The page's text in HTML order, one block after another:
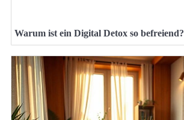
Warum ist ein Digital Detox so befreiend?